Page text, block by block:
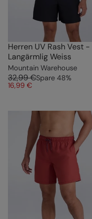
Herren UV Rash Vest -
Langärmlig Weiss
Mountain Warehouse
32,99 €Spare 48%
16,99 €